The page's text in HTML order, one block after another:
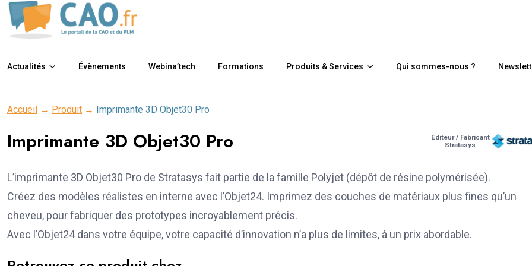
Actualités Évènements Webina’tech Formations Produits & Services Qui sommes-nous ?
Accueil → Produit → Imprimante 3D Objet30 Pro
Imprimante 3D Objet30 Pro
Éditeur / Fabricant
Stratasys
L’imprimante 3D Objet30 Pro de Stratasys fait partie de la famille Polyjet (dépôt de résine polymérisée).
Créez des modèles réalistes en interne avec l’Objet24. Imprimez des couches de matériaux plus fines qu’un
cheveu, pour fabriquer des prototypes incroyablement précis.
Avec l’Objet24 dans votre équipe, votre capacité d’innovation n’a plus de limites, à un prix abordable.